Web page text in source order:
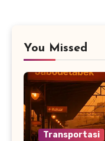
You Missed
Transportasi